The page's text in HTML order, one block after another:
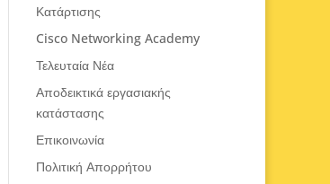
Κατάρτισης
Cisco Networking Academy
Τελευταία Νέα
Αποδεικτικά εργασιακής
κατάστασης
Επικοινωνία
Πολιτική Απορρήτου